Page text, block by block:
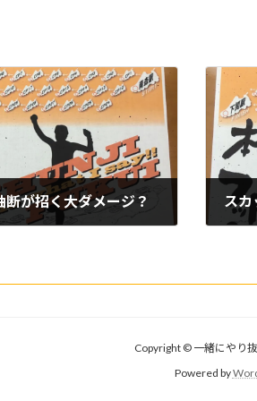
断が招く大ダメージ？
Copyright © 一緒にやり
Powered by